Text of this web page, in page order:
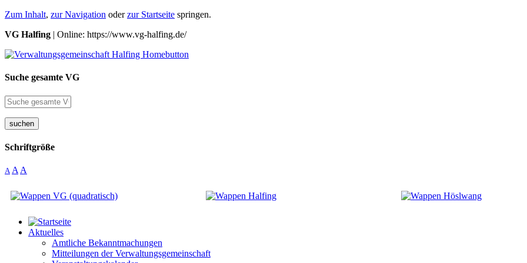
Zum Inhalt, zur Navigation oderzur Startseite springen.
VG Halfing | Online: https://www.vg-halfing.de/
Suche gesamte VG
suchen
Schriftgröße
A A A
Aktuelles
Amtliche Bekanntmachungen
Mitteilungen der Verwaltungsgemeinschaft